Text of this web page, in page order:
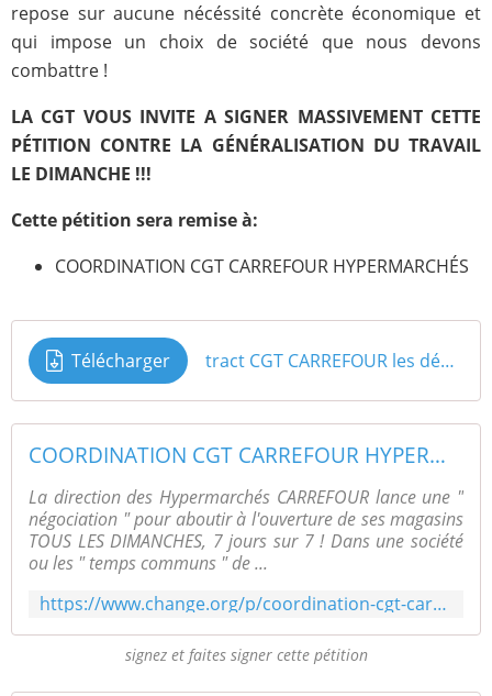
repose sur aucune nécéssité concrète économique et
qui impose un choix de société que nous devons
combattre !
LA CGT VOUS INVITE A SIGNER MASSIVEMENT CETTE
PÉTITION CONTRE LA GÉNÉRALISATION DU TRAVAIL
LE DIMANCHE !!!
Cette pétition sera remise à:
COORDINATION CGT CARREFOUR HYPERMARCHÉS
Télécharger tract CGT CARREFOUR les dégats du travail du dimanche
COORDINATION CGT CARREFOUR HYPERMARCHÉS: NON AUX OUVERTURES DES HYPERMARCHES CARREFOUR TOUS LES DIMANCHES !
La direction des Hypermarchés CARREFOUR lance une "
négociation " pour aboutir à l'ouverture de ses magasins
TOUS LES DIMANCHES, 7 jours sur 7 ! Dans une société
ou les " temps communs " de ...
https://www.change.org/p/coordination-cgt-carrefour-hypermarch%C3%A9s-non-aux-ouvertures-des-hypermarches-carrefour-tous-les-dimanches
signez et faites signer cette pétition